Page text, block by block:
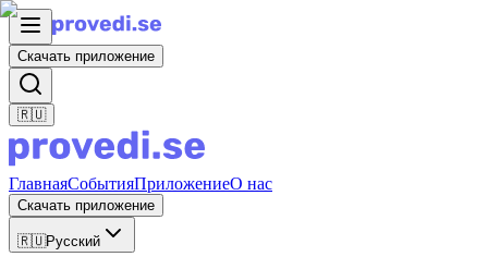
Скачать приложение
🇷🇺
ГлавнаяСобытияПриложениеО нас
Скачать приложение
🇷🇺Русский